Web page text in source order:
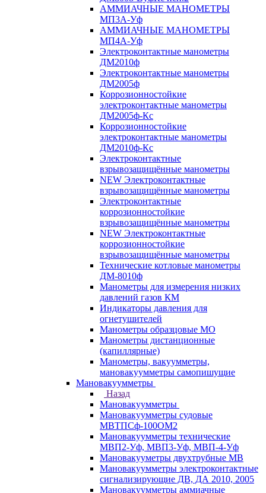
АММИАЧНЫЕ МАНОМЕТРЫ
МП3А-Уф
АММИАЧНЫЕ МАНОМЕТРЫ
МП4А-Уф
Электроконтактные манометры
ДМ2010ф
Электроконтактные манометры
ДМ2005ф
Коррозионностойкие
электроконтактные манометры
ДМ2005ф-Кс
Коррозионностойкие
электроконтактные манометры
ДМ2010ф-Кс
Электроконтактные
взрывозащищённые манометры
NEW Электроконтактные
взрывозащищённые манометры
Электроконтактные
коррозионностойкие
взрывозащищённые манометры
NEW Электроконтактные
коррозионностойкие
взрывозащищённые манометры
Технические котловые манометры
ДМ-8010ф
Манометры для измерения низких
давлений газов КМ
Индикаторы давления для
огнетушителей
Манометры образцовые МО
Манометры дистанционные
(капиллярные)
Манометры, вакуумметры,
мановакуумметры самопишущие
Мановакуумметры
Назад
Мановакуумметры
Мановакуумметры судовые
МВТПСф-100ОМ2
Мановакуумметры технические
МВП2-Уф, МВП3-Уф, МВП-4-Уф
Мановакууметры двухтрубные МВ
Мановакуумметры электроконтактные
сигнализирующие ДВ, ДА 2010, 2005
Мановакуумметры аммиачные